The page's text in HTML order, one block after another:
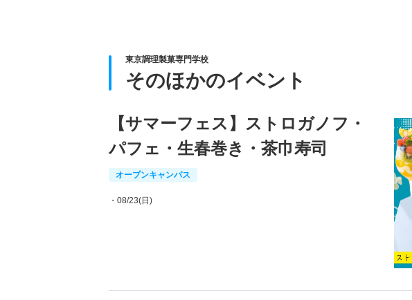
東京調理製菓専門学校
そのほかのイベント
【サマーフェス】ストロガノフ・
パフェ・生春巻き・茶巾寿司
オープンキャンパス
・08/23(日)